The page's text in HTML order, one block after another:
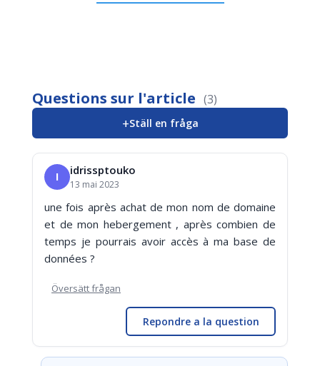
Questions sur l'article (3)
+Ställ en fråga
I idrissptouko
13 mai 2023
une fois après achat de mon nom de domaine
et de mon hebergement , après combien de
temps je pourrais avoir accès à ma base de
données ?
Översätt frågan
Repondre a la question